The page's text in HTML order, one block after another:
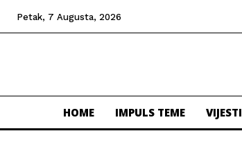
Petak, 7 Augusta, 2026
HOME IMPULS TEME VIJESTI